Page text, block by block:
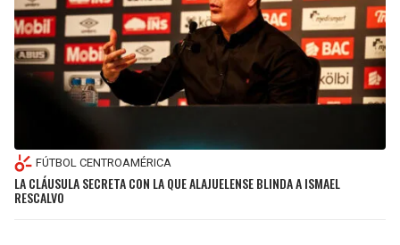
FÚTBOL CENTROAMÉRICA
LA CLÁUSULA SECRETA CON LA QUE ALAJUELENSE BLINDA A ISMAEL
RESCALVO